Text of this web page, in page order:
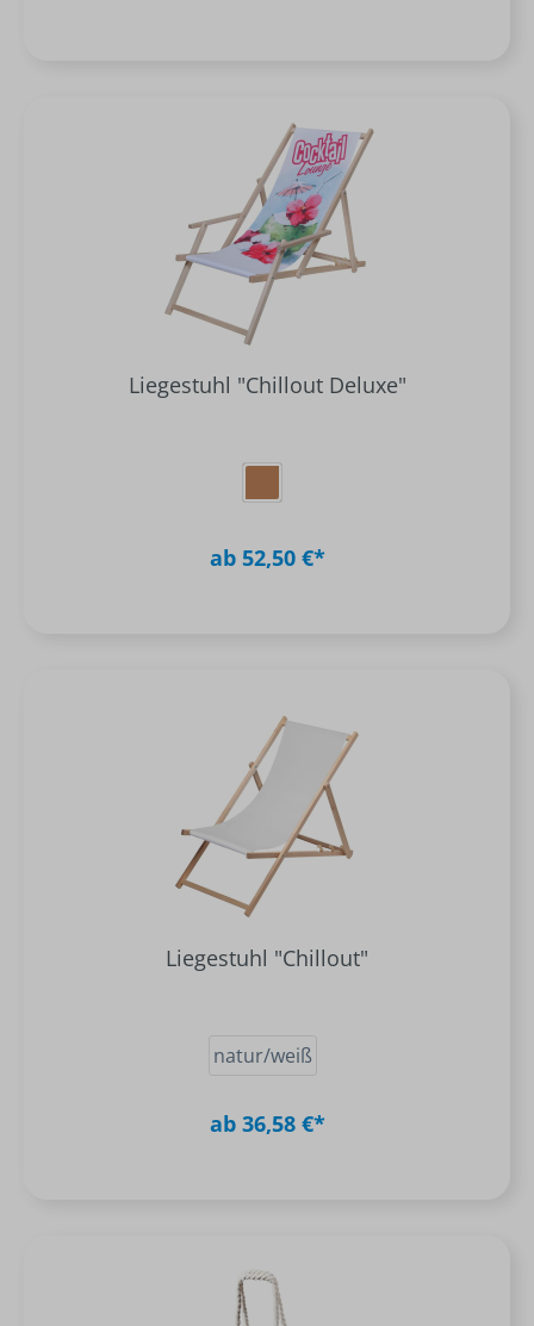
Liegestuhl "Chillout Deluxe"
ab 52,50 €*
Liegestuhl "Chillout"
natur/weiß
ab 36,58 €*